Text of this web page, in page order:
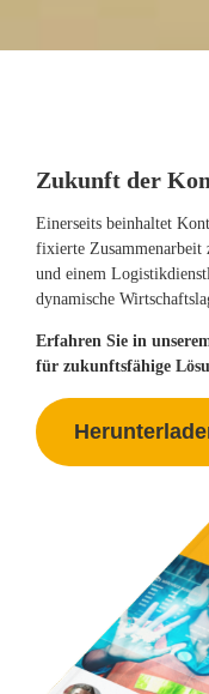
Zukunft der
Einerseits beinhaltet
fixierte Zusammenarbeit
und einem
dynamische
Erfahren Sie in
für zukunftsfähige